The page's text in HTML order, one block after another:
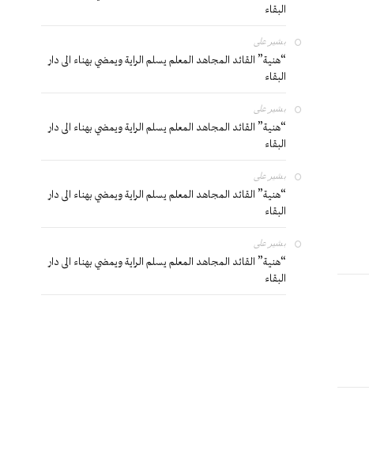
البقاء
بشير على
“هنية” القائد المجاهد المعلم يسلم الراية ويمضي بهناء الى دار
البقاء
بشير على
“هنية” القائد المجاهد المعلم يسلم الراية ويمضي بهناء الى دار
البقاء
بشير على
“هنية” القائد المجاهد المعلم يسلم الراية ويمضي بهناء الى دار
البقاء
بشير على
“هنية” القائد المجاهد المعلم يسلم الراية ويمضي بهناء الى دار
البقاء